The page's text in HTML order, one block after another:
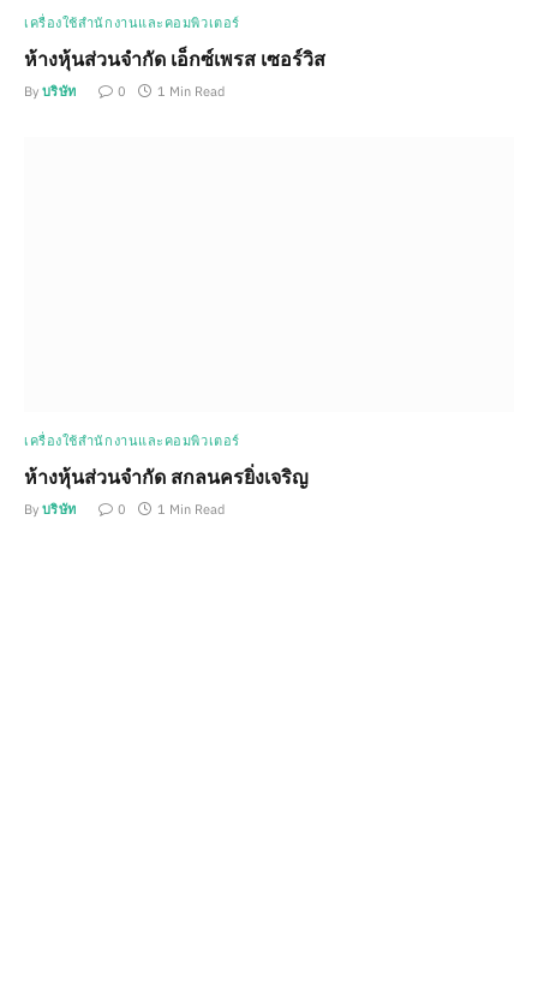
เครื่องใช้สำนักงานและคอมพิวเตอร์
ห้างหุ้นส่วนจำกัด เอ็กซ์เพรส เซอร์วิส
By บริษัท 0 1 Min Read
เครื่องใช้สำนักงานและคอมพิวเตอร์
ห้างหุ้นส่วนจำกัด สกลนครยิ่งเจริญ
By บริษัท 0 1 Min Read